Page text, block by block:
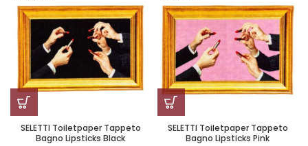
SELETTI Toiletpaper Tappeto
Bagno Lipsticks Black
SELETTI Toiletpaper Tappeto
Bagno Lipsticks Pink